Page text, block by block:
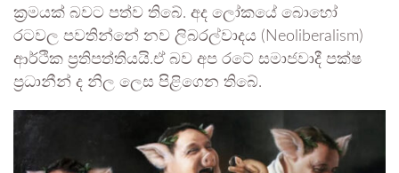
ක්‍රමයක් බවට පත්ව තිබේ. අද ලෝකයේ බොහෝ
රටවල පවතින්නේ නව ලිබරල්වාදය (Neoliberalism)
ආර්ථික ප්‍රතිපත්තියයි.ඒ බව අප රටේ සමාජවාදී පක්ෂ
ප්‍රධානීන් ද නිල ලෙස පිළිගෙන තිබේ.